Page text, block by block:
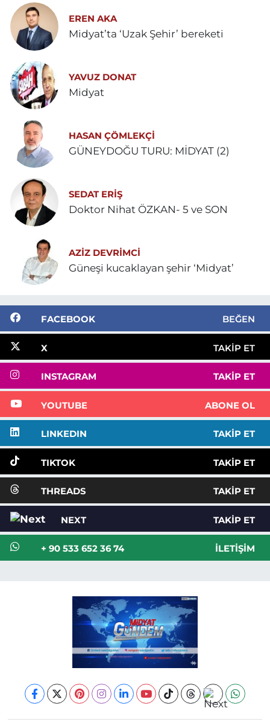
EREN AKA
Midyat’ta ‘Uzak Şehir’ bereketi
YAVUZ DONAT
Midyat
HASAN ÇÖMLEKÇİ
GÜNEYDOĞU TURU: MİDYAT (2)
SEDAT ERİŞ
Doktor Nihat ÖZKAN- 5 ve SON
AZIZ DEVRIMCI
Güneşi kucaklayan şehir ‘Midyat’
FACEBOOK BEĞEN
X TAKIP ET
INSTAGRAM TAKIP ET
YOUTUBE ABONE OL
LINKEDIN TAKIP ET
TIKTOK TAKIP ET
THREADS TAKIP ET
NEXT TAKIP ET
+ 90 533 652 36 74 İLETIŞIM